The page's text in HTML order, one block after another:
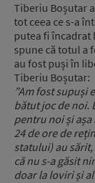
Tiberiu Boșutar
tot ceea ce s-a
putea fi încadrat
spune că totul a
au fost puși în
Tiberiu Boșutar:
”Am fost supuși
bătut joc de noi.
pentru noi și așa
24 de ore de
statului) au
că nu s-a găsit
doar la loviri și